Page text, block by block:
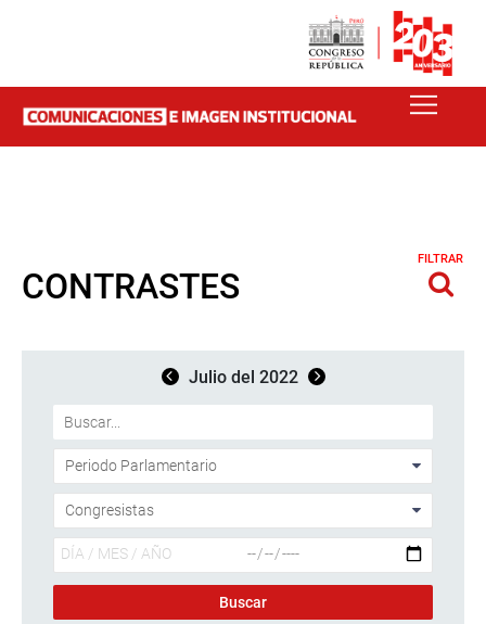
CONTRASTES
FILTRAR
Julio del 2022